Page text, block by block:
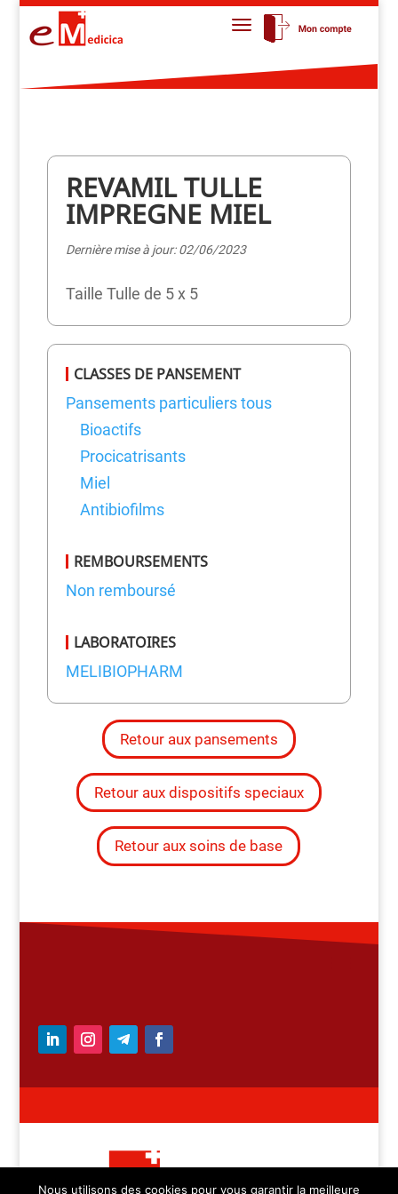
REVAMIL TULLE
IMPREGNE MIEL
Dernière mise à jour: 02/06/2023
Taille Tulle de 5 x 5
CLASSES DE PANSEMENT
Pansements particuliers tous
Bioactifs
Procicatrisants
Miel
Antibiofilms
REMBOURSEMENTS
Non remboursé
LABORATOIRES
MELIBIOPHARM
Retour aux pansements
Retour aux dispositifs speciaux
Retour aux soins de base
Nous utilisons des cookies pour vous garantir la meilleure